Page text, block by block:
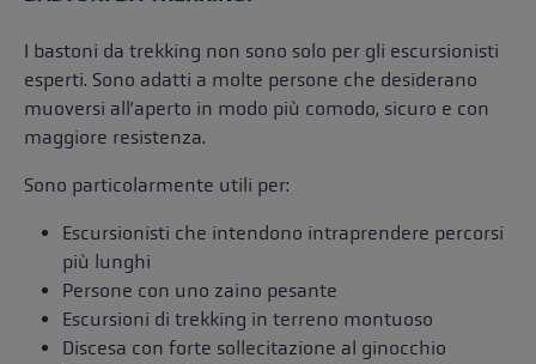
I bastoni da trekking non sono solo per gli escursionisti
esperti. Sono adatti a molte persone che desiderano
muoversi all’aperto in modo più comodo, sicuro e con
maggiore resistenza.
Sono particolarmente utili per:
Escursionisti che intendono intraprendere percorsi
più lunghi
Persone con uno zaino pesante
Escursioni di trekking in terreno montuoso
Discesa con forte sollecitazione al ginocchio